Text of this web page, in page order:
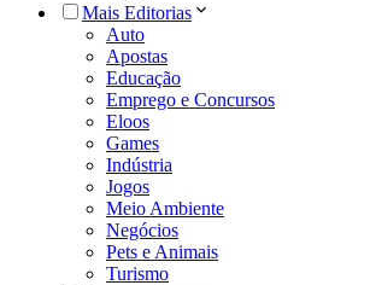
Mais Editorias
Auto
Apostas
Educação
Emprego e Concursos
Eloos
Games
Indústria
Jogos
Meio Ambiente
Negócios
Pets e Animais
Turismo